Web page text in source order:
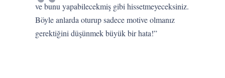
ve bunu yapabilecekmiş gibi hissetmeyeceksiniz.
Böyle anlarda oturup sadece motive olmanız
gerektiğini düşünmek büyük bir hata!”